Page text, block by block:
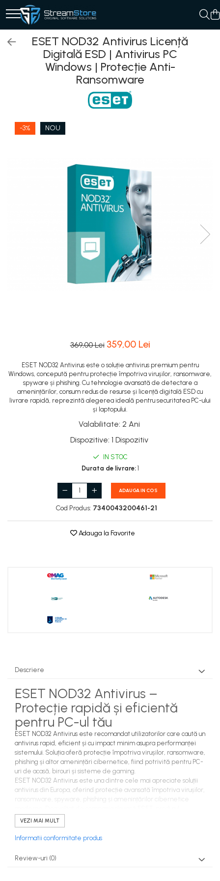
ESET NOD32 Antivirus Licență
Digitală ESD | Antivirus PC
Windows | Protecție Anti-
Ransomware
-3% NOU
369,00 Lei 359,00 Lei
ESET NOD32 Antivirus este o soluție antivirus premium pentru
Windows, concepută pentru protecție împotriva virușilor, ransomware,
spyware și phishing. Cu tehnologie avansată de detectare a
amenințărilor, consum redus de resurse și licență digitală ESD cu
livrare rapidă, reprezintă alegerea ideală pentru securitatea PC-ului
și laptopului.
Valabilitate: 2 Ani
Dispozitive: 1 Dispozitiv
IN STOC
Durata de livrare:1
ADAUGA IN COS
Cod Produs: 7340043200461-21
Adauga la Favorite
Descriere
ESET NOD32 Antivirus –
Protecție rapidă și eficientă
pentru PC-ul tău
ESET NOD32 Antivirus este recomandat utilizatorilor care caută un
antivirus rapid, eficient și cu impact minim asupra performanței
sistemului. Soluția oferă protecție împotriva virușilor, ransomware,
phishing și altor amenințări cibernetice, fiind potrivită pentru PC-
uri de acasă, birouri și sisteme de gaming.
ESET NOD32 Antivirus este una dintre cele mai apreciate soluții
antivirus din Europa, oferind protecție avansată împotriva virușilor,
ransomware, spyware, phishing și amenințărilor cibernetice
utilizează tehnologii bazate pe machine learning și analiză
comportamentală pentru detectarea amenințărilor cunoscute și
necunoscute.
✅ Protecție antivirus în timp real
VEZI MAI MULT
Informatii conformitate produs
Review-uri (0)